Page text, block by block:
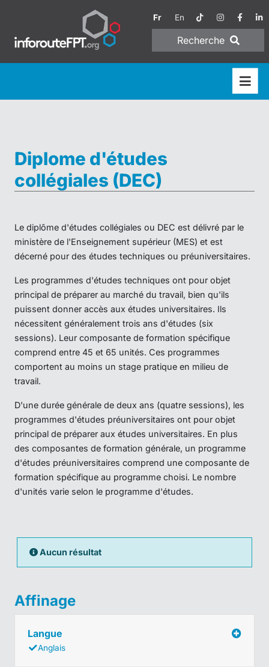
Fr En
Recherche
Diplome d'études
collégiales (DEC)
Le diplôme d'études collégiales ou DEC est délivré par le
ministère de l'Enseignement supérieur (MES) et est
décerné pour des études techniques ou préuniversitaires.
Les programmes d'études techniques ont pour objet
principal de préparer au marché du travail, bien qu'ils
puissent donner accès aux études universitaires. Ils
nécessitent généralement trois ans d'études (six
sessions). Leur composante de formation spécifique
comprend entre 45 et 65 unités. Ces programmes
comportent au moins un stage pratique en milieu de
travail.
D'une durée générale de deux ans (quatre sessions), les
programmes d'études préuniversitaires ont pour objet
principal de préparer aux études universitaires. En plus
des composantes de formation générale, un programme
d'études préuniversitaires comprend une composante de
formation spécifique au programme choisi. Le nombre
d'unités varie selon le programme d'études.
Aucun résultat
Affinage
Langue
Anglais